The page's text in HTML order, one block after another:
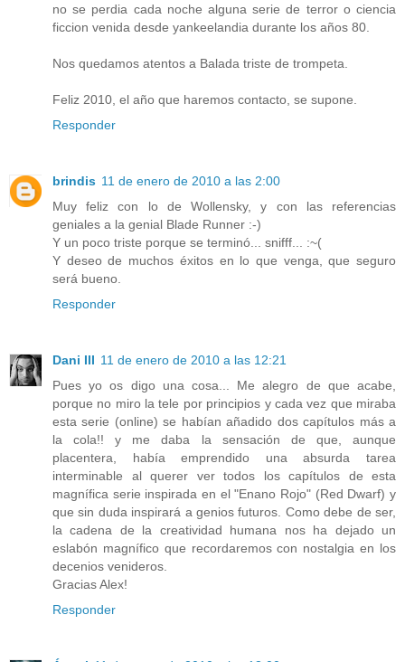
no se perdia cada noche alguna serie de terror o ciencia
ficcion venida desde yankeelandia durante los años 80.
Nos quedamos atentos a Balada triste de trompeta.
Feliz 2010, el año que haremos contacto, se supone.
Responder
brindis 11 de enero de 2010 a las 2:00
Muy feliz con lo de Wollensky, y con las referencias
geniales a la genial Blade Runner :-)
Y un poco triste porque se terminó... snifff... :~(
Y deseo de muchos éxitos en lo que venga, que seguro
será bueno.
Responder
Dani III 11 de enero de 2010 a las 12:21
Pues yo os digo una cosa... Me alegro de que acabe,
porque no miro la tele por principios y cada vez que miraba
esta serie (online) se habían añadido dos capítulos más a
la cola!! y me daba la sensación de que, aunque
placentera, había emprendido una absurda tarea
interminable al querer ver todos los capítulos de esta
magnífica serie inspirada en el "Enano Rojo" (Red Dwarf) y
que sin duda inspirará a genios futuros. Como debe de ser,
la cadena de la creatividad humana nos ha dejado un
eslabón magnífico que recordaremos con nostalgia en los
decenios venideros.
Gracias Alex!
Responder